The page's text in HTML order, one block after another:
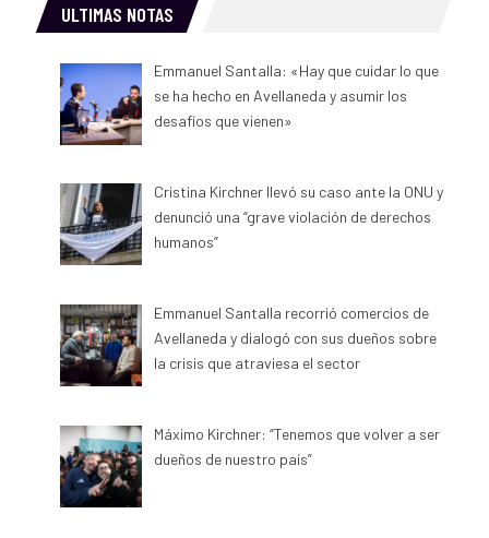
ULTIMAS NOTAS
Emmanuel Santalla: «Hay que cuidar lo que
se ha hecho en Avellaneda y asumir los
desafíos que vienen»
Cristina Kirchner llevó su caso ante la ONU y
denunció una “grave violación de derechos
humanos”
Emmanuel Santalla recorrió comercios de
Avellaneda y dialogó con sus dueños sobre
la crisis que atraviesa el sector
Máximo Kirchner: “Tenemos que volver a ser
dueños de nuestro país”